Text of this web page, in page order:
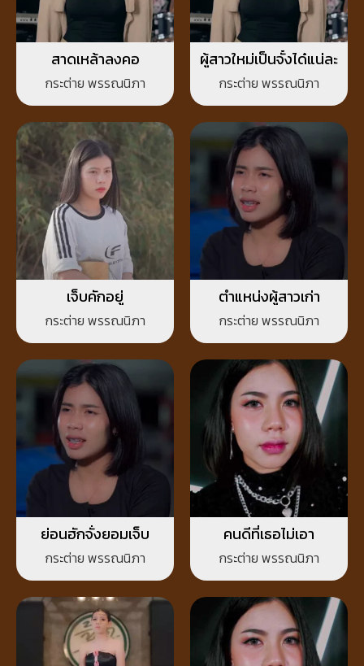
สาดเหล้าลงคอ
กระต่าย พรรณนิภา
ผู้สาวใหม่เป็นจั๋งได๋แน่ละ
กระต่าย พรรณนิภา
เจ็บคักอยู่
กระต่าย พรรณนิภา
ตำแหน่งผู้สาวเก่า
กระต่าย พรรณนิภา
ย่อนฮักจั่งยอมเจ็บ
กระต่าย พรรณนิภา
คนดีที่เธอไม่เอา
กระต่าย พรรณนิภา